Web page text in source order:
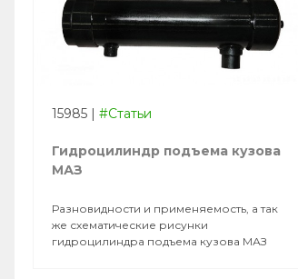
15985 | #Статьи
Гидроцилиндр подъема кузова
МАЗ
Разновидности и применяемость, а так
же схематические рисунки
гидроцилиндра подъема кузова МАЗ